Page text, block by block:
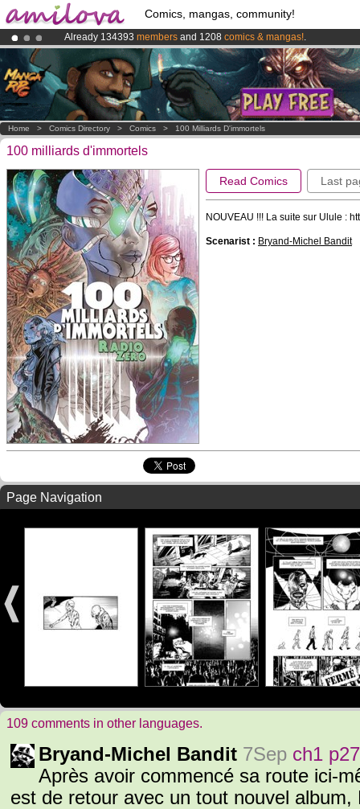
Comics, mangas, community!
Already 134393 members and 1208 comics & mangas!.
Premium membership from3.95 eurosper month !Get membership
AmilovaKickstarter is now LIVE!.
Home > Comics Directory > Comics > 100 Milliards D'immortels
100 milliards d'immortels
Read Comics Last
NOUVEAU !!! La suite sur Ulule :
Scenarist : Bryand-Michel Bandit
Page Navigation
109 comments in other languages.
Bryand-Michel Bandit 7Sep ch1 p27
Après avoir commencé sa route ici-
est de retour avec un tout nouvel